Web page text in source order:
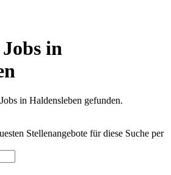
in
in Haldensleben gefunden.
Stellenangebote für diese Suche per